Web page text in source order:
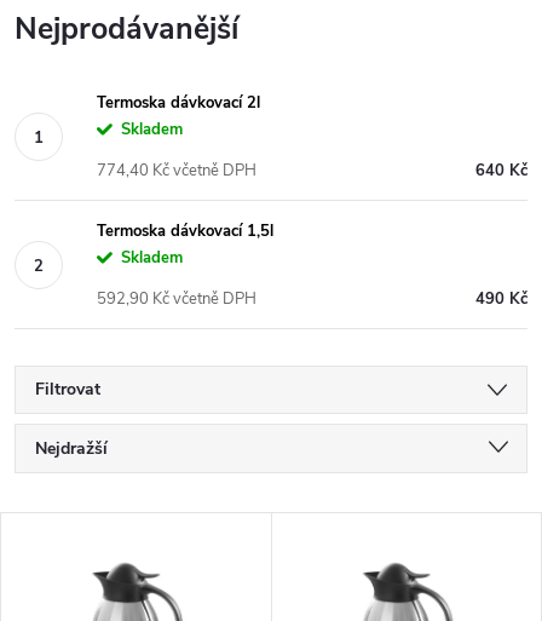
Nejprodávanější
Termoska dávkovací 2l
Skladem
640 Kč
774,40 Kč včetně DPH
Termoska dávkovací 1,5l
Skladem
490 Kč
592,90 Kč včetně DPH
Filtrovat
a
Nejdražší
Abecedně